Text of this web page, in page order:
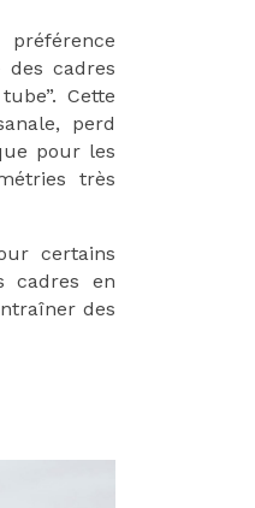
cadres
Cette
perd
pour les
très
certains
cadres en
des